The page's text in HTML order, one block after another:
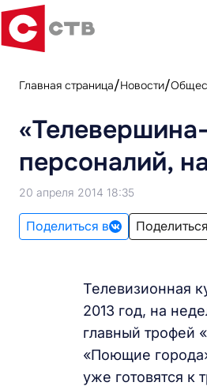
Главная страница Новости
персоналий,
20 апреля 2014 18:35
Поделиться в
Телевизионная
2013 год, на
главный трофей
«Поющие
уже готовятся к